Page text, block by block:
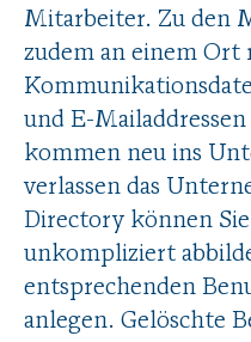
Mitarbeiter. Zu den
zudem an einem Ort
und E-
kommen neu ins
verlassen das
Directory können
unkompliziert
entsprechenden
anlegen. Gelöschte